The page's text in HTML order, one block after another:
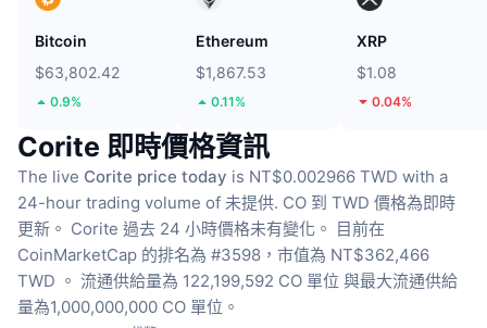
Bitcoin
$63,802.42
0.9%
Ethereum
$1,867.53
0.11%
XRP
$1.08
0.04%
Corite 即時價格資訊
The live Corite price today is NT$0.002966 TWD with a
24-hour trading volume of 未提供. CO 到 TWD 價格為即時
更新。 Corite 過去 24 小時價格未有變化。 目前在
CoinMarketCap 的排名為 #3598，市值為 NT$362,466
TWD 。 流通供給量為 122,199,592 CO 單位 與最大流通供給
量為1,000,000,000 CO 單位。